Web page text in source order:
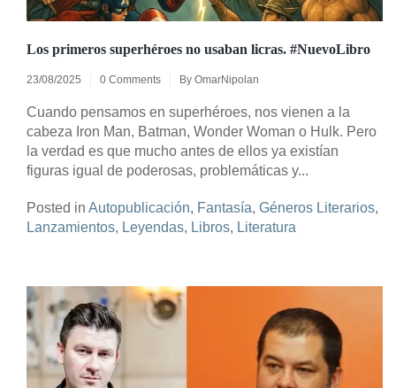
Los primeros superhéroes no usaban licras. #NuevoLibro
23/08/2025 0 Comments By OmarNipolan
Cuando pensamos en superhéroes, nos vienen a la
cabeza Iron Man, Batman, Wonder Woman o Hulk. Pero
la verdad es que mucho antes de ellos ya existían
figuras igual de poderosas, problemáticas y...
Posted in Autopublicación, Fantasía, Géneros Literarios,
Lanzamientos, Leyendas, Libros, Literatura